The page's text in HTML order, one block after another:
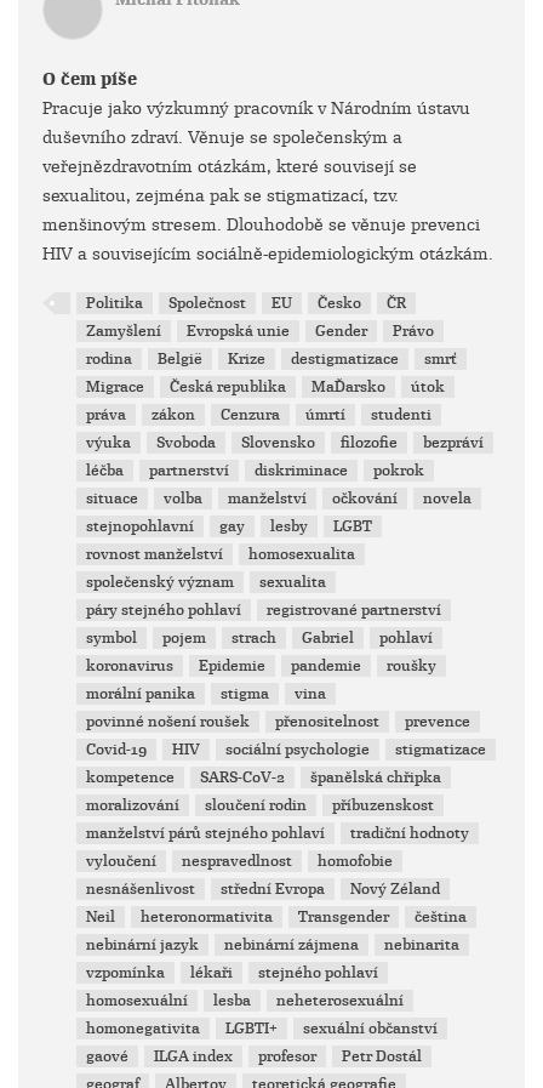
O čem píše
Pracuje jako výzkumný pracovník v Národním ústavu
duševního zdraví. Věnuje se společenským a
veřejnězdravotním otázkám, které souvisejí se
sexualitou, zejména pak se stigmatizací, tzv.
menšinovým stresem. Dlouhodobě se věnuje prevenci
HIV a souvisejícím sociálně-epidemiologickým otázkám.
Politika Společnost EU Česko
ČR
Zamyšlení
Evropská unie Gender
Právo
rodina
België Krize destigmatizace
smrť
Migrace
Česká republika MaĎarsko
útok
práva
zákon Cenzura úmrtí
studenti
výuka
Svoboda Slovensko filozofie
bezpráví
léčba
partnerství diskriminace
pokrok
situace
volba manželství očkování
novela
stejnopohlavní
gay lesby
LGBT
rovnost manželství
homosexualita
společenský význam
sexualita
páry stejného pohlaví
registrované partnerství
symbol
pojem strach Gabriel
pohlaví
koronavirus
Epidemie pandemie
roušky
morální panika
stigma
vina
povinné nošení roušek
přenositelnost
prevence
Covid-19
HIV sociální psychologie
stigmatizace
kompetence
SARS-CoV-2
španělská chřipka
moralizování
sloučení rodin
příbuzenskost
manželství párů stejného pohlaví
tradiční hodnoty
vyloučení
nespravedlnost
homofobie
nesnášenlivost
střední Evropa
Nový Zéland
Neil
heteronormativita Transgender
čeština
nebinární jazyk
nebinární zájmena
nebinarita
vzpomínka
lékaři
stejného pohlaví
homosexuální
lesba
neheterosexuální
homonegativita
LGBTI+
sexuální občanství
gaové
ILGA index profesor
Petr Dostál